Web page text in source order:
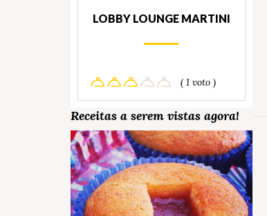
LOBBY LOUNGE MARTINI
( 1 voto )
Receitas a serem vistas agora!